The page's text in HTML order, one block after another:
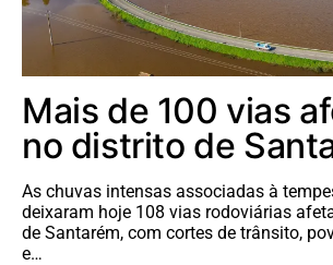
Mais de 100 vias
no distrito de
As chuvas intensas associadas à
deixaram hoje 108 vias rodoviárias
de Santarém, com cortes de trânsito,
e…